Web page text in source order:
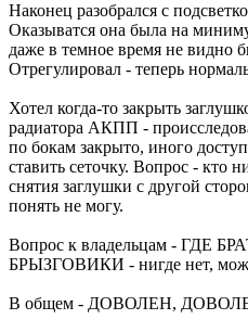
Наконец разобрался с
Оказыватся она была на
даже в темное время не видно
Отрегулировал - теперь
Хотел когда-то закрыть
радиатора АКПП -
по бокам закрыто, иного
ставить сеточку. Вопрос - кто
снятия заглушки с другой
понять не могу.
Вопрос к владельцам - ГДЕ
БРЫЗГОВИКИ - нигде нет, мож
В общем - ДОВОЛЕН,